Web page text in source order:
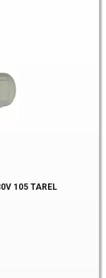
105 TAREL